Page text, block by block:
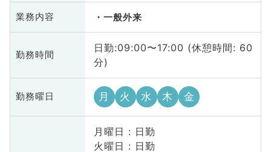
業務内容 一般外来
勤務時間
日勤:09:00〜17:00 (休憩時間: 60
分)
勤務曜日 月 火 水 木 金
月曜日 : 日勤
火曜日 : 日勤